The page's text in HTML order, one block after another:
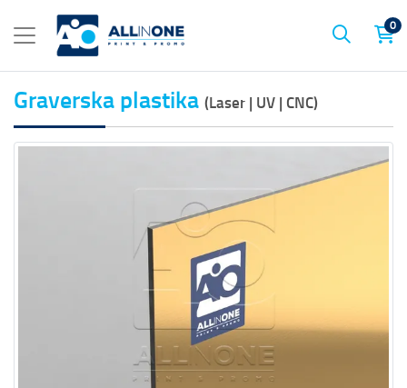
0
Graverska plastika (Laser | UV | CNC)